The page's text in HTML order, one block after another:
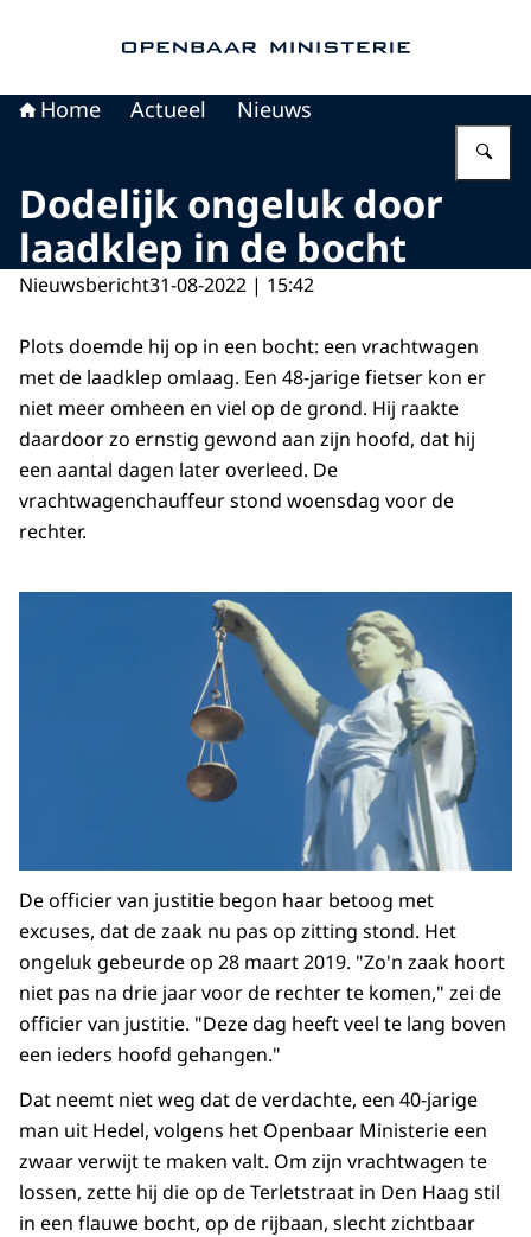
Home Actueel Nieuws
Dodelijk ongeluk door
laadklep in de bocht
Nieuwsbericht31-08-2022 | 15:42
Plots doemde hij op in een bocht: een vrachtwagen
met de laadklep omlaag. Een 48-jarige fietser kon er
niet meer omheen en viel op de grond. Hij raakte
daardoor zo ernstig gewond aan zijn hoofd, dat hij
een aantal dagen later overleed. De
vrachtwagenchauffeur stond woensdag voor de
rechter.
De officier van justitie begon haar betoog met
excuses, dat de zaak nu pas op zitting stond. Het
ongeluk gebeurde op 28 maart 2019. "Zo'n zaak hoort
niet pas na drie jaar voor de rechter te komen," zei de
officier van justitie. "Deze dag heeft veel te lang boven
een ieders hoofd gehangen."
Dat neemt niet weg dat de verdachte, een 40-jarige
man uit Hedel, volgens het Openbaar Ministerie een
zwaar verwijt te maken valt. Om zijn vrachtwagen te
lossen, zette hij die op de Terletstraat in Den Haag stil
in een flauwe bocht, op de rijbaan, slecht zichtbaar